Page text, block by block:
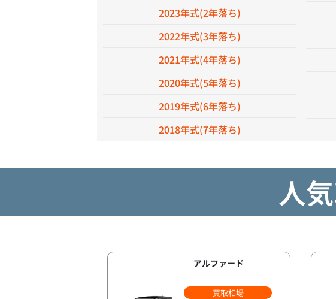
2023年式(2年落ち)
2022年式(3年落ち)
2021年式(4年落ち)
2020年式(5年落ち)
2019年式(6年落ち)
2018年式(7年落ち)
人
アルファード
買取相場